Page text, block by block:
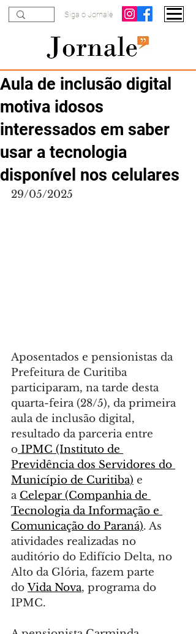
Siga o Jornale
Aula de inclusão digital
motiva idosos
interessados em saber
usar a tecnologia
disponível nos celulares
29/05/2025
Aposentados e pensionistas da
Prefeitura de Curitiba
participaram, na tarde desta
quarta-feira (28/5), da primeira
aula de inclusão digital,
resultado da parceria entre
o IPMC (Instituto de
Previdência dos Servidores do
Município de Curitiba) e
a Celepar (Companhia de
Tecnologia da Informação e
Comunicação do Paraná). As
atividades realizadas no
auditório do Edifício Delta, no
Alto da Glória, fazem parte
do Vida Nova, programa do
IPMC.